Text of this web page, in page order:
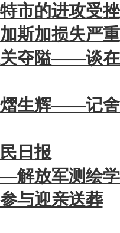
市的进攻受挫
斯加损失严重
夺隘——谈
生辉——记
日报
解放军测绘
与迎亲送葬